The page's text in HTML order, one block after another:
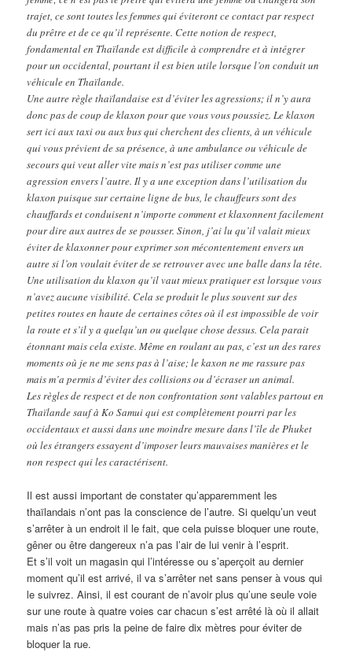
trajet, ce sont toutes les femmes qui éviteront ce contact par respect
du prêtre et de ce qu’il représente. Cette notion de respect,
fondamental en Thaïlande est difficile à comprendre et à intégrer
pour un occidental, pourtant il est bien utile lorsque l’on conduit un
véhicule en Thaïlande.
Une autre règle thaïlandaise est d’éviter les agressions; il n’y aura
donc pas de coup de klaxon pour que vous vous poussiez. Le klaxon
sert ici aux taxi ou aux bus qui cherchent des clients, à un véhicule
qui vous prévient de sa présence, à une ambulance ou véhicule de
secours qui veut aller vite mais n’est pas utiliser comme une
agression envers l’autre. Il y a une exception dans l’utilisation du
klaxon puisque sur certaine ligne de bus, le chauffeurs sont des
chauffards et conduisent n’importe comment et klaxonnent facilement
pour dire aux autres de se pousser. Sinon, j’ai lu qu’il valait mieux
éviter de klaxonner pour exprimer son mécontentement envers un
autre si l’on voulait éviter de se retrouver avec une balle dans la tête.
Une utilisation du klaxon qu’il vaut mieux pratiquer est lorsque vous
n’avez aucune visibilité. Cela se produit le plus souvent sur des
petites routes en haute de certaines côtes où il est impossible de voir
la route et s’il y a quelqu’un ou quelque chose dessus. Cela parait
étonnant mais cela existe. Même en roulant au pas, c’est un des rares
moments où je ne me sens pas à l’aise; le kaxon ne me rassure pas
mais m’a permis d’éviter des collisions ou d’écraser un animal.
Les règles de respect et de non confrontation sont valables partout en
Thaïlande sauf à Ko Samui qui est complètement pourri par les
occidentaux et aussi dans une moindre mesure dans l’île de Phuket
où les étrangers essayent d’imposer leurs mauvaises manières et le
non respect qui les caractérisent.
Il est aussi important de constater qu’apparemment les
thaïlandais n’ont pas la conscience de l’autre. Si quelqu’un veut
s’arrêter à un endroit il le fait, que cela puisse bloquer une route,
gêner ou être dangereux n’a pas l’air de lui venir à l’esprit.
Et s’il voit un magasin qui l’intéresse ou s’aperçoit au dernier
moment qu’il est arrivé, il va s’arrêter net sans penser à vous qui
le suivrez. Ainsi, il est courant de n’avoir plus qu’une seule voie
sur une route à quatre voies car chacun s’est arrêté là où il allait
mais n’as pas pris la peine de faire dix mètres pour éviter de
bloquer la rue.